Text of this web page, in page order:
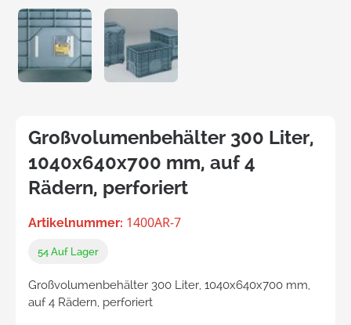
Großvolumenbehälter 300 Liter,
1040x640x700 mm, auf 4
Rädern, perforiert
Artikelnummer: 1400AR-7
54 Auf Lager
Großvolumenbehälter 300 Liter, 1040x640x700 mm,
auf 4 Rädern, perforiert